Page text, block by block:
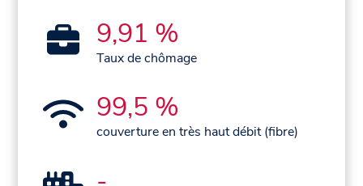
9,91 %
Taux de chômage
99,5 %
couverture en très haut débit (fibre)